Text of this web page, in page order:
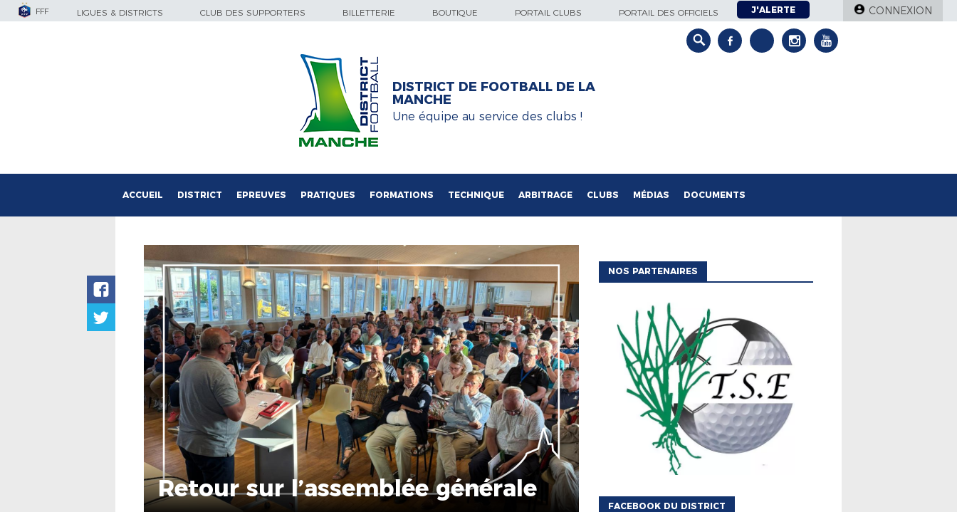
FFF LIGUES & DISTRICTS CLUB DES SUPPORTERS BILLETTERIE BOUTIQUE PORTAIL CLUBS PORTAIL DES OFFICIELS J'ALERTE CONNEXION
DISTRICT DE FOOTBALL DE LA
MANCHE
Une équipe au service des clubs !
ACCUEIL DISTRICT EPREUVES PRATIQUES FORMATIONS TECHNIQUE ARBITRAGE CLUBS MÉDIAS DOCUMENTS
Retour sur l’assemblée générale
NOS PARTENAIRES
FACEBOOK DU DISTRICT